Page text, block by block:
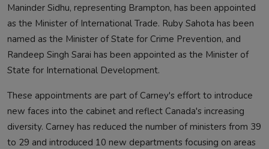
Maninder Sidhu, representing Brampton, has been appointed
as the Minister of International Trade. Ruby Sahota has been
named as the Minister of State for Crime Prevention, and
Randeep Singh Sarai has been appointed as the Minister of
State for International Development.
These appointments are part of Carney's effort to introduce
new faces into the cabinet and reflect Canada's increasing
diversity. Carney has reduced the number of ministers from 39
to 29 and introduced 10 new departments focusing on areas